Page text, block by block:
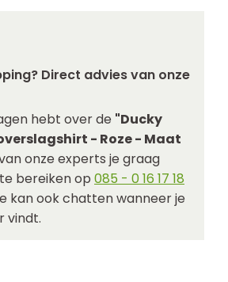
Direct advies van onze
hebt over de "Ducky
- Roze - Maat
onze experts je graag
bereiken op 085 - 0 16 17 18
kan ook chatten wanneer je
vindt.